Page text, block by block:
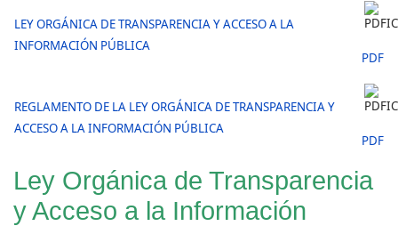
LEY ORGÁNICA DE TRANSPARENCIA Y ACCESO A LA
INFORMACIÓN PÚBLICA
PDF
REGLAMENTO DE LA LEY ORGÁNICA DE TRANSPARENCIA Y
ACCESO A LA INFORMACIÓN PÚBLICA
PDF
Ley Orgánica de Transparencia
y Acceso a la Información